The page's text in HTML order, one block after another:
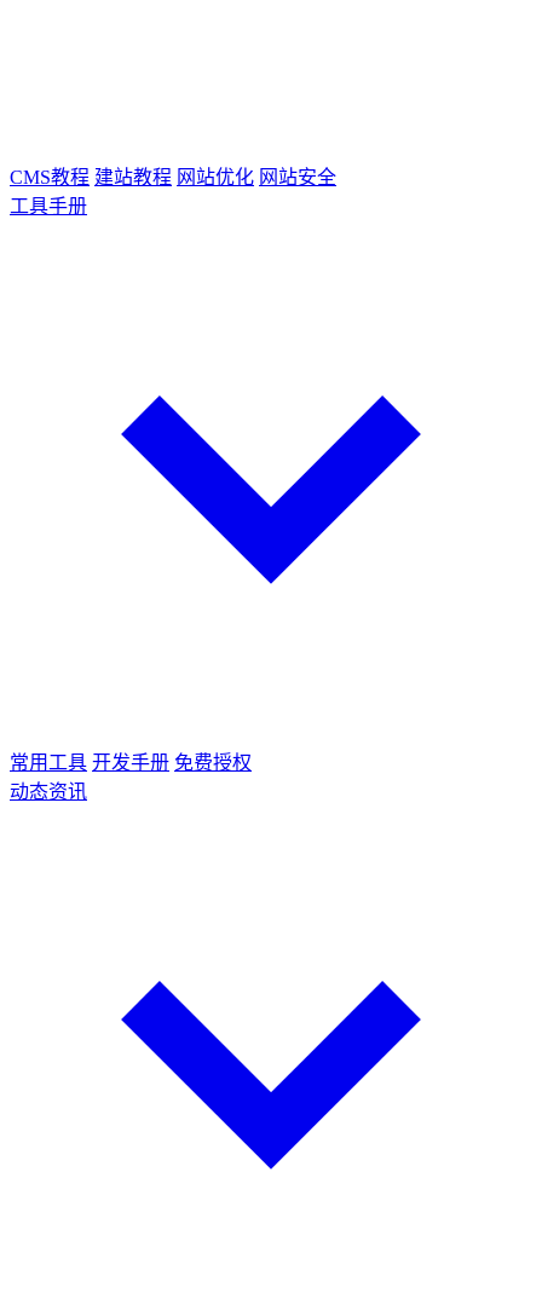
CMS教程 建站教程 网站优化 网站安全
工具手册
常用工具 开发手册 免费授权
动态资讯